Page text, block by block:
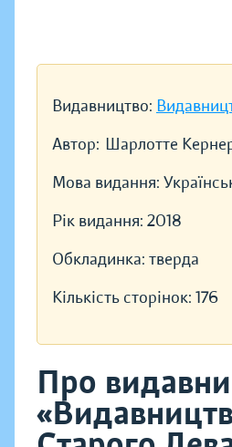
Видавництво:
Автор: Шарлотте
Мова видання:
Рік видання: 2018
Обкладинка: тверда
Кількість сторінок: 176
Про